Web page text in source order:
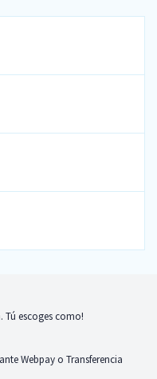
Tú escoges como!
Webpay o Transferencia